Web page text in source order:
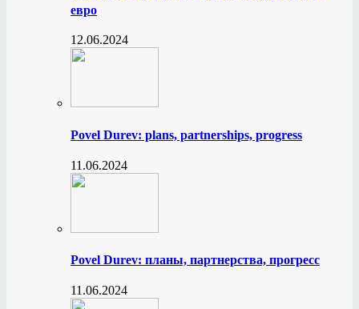
евро
12.06.2024
Povel Durev: plans, partnerships, progress
11.06.2024
Povel Durev: планы, партнерства, прогресс
11.06.2024